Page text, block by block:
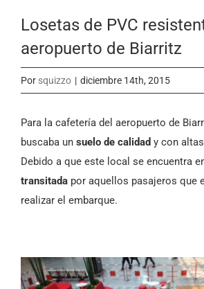
Losetas de PVC
aeropuerto de Biarritz
Por squizzo | diciembre 14th, 2015
Para la cafetería del aeropuerto de
buscaba un suelo de calidad y con
Debido a que este local se encuentra
transitada por aquellos pasajeros que
realizar el embarque.